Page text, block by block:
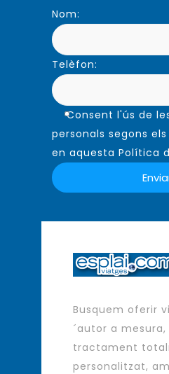
Nom:
Telèfon:
Consent l'ús de
personals segons
en aquesta Política
Busquem oferir
´autor a
tractament
personalitzat,